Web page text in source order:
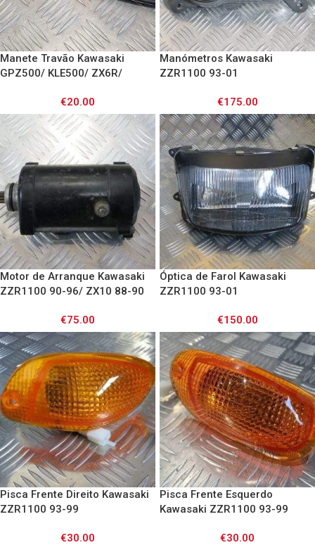
Manete Travão Kawasaki
GPZ500/ KLE500/ ZX6R/
ZZR1100/ ZZR600
€20.00
Manómetros Kawasaki
ZZR1100 93-01
€175.00
Motor de Arranque Kawasaki
ZZR1100 90-96/ ZX10 88-90
€75.00
Óptica de Farol Kawasaki
ZZR1100 93-01
€150.00
Pisca Frente Direito Kawasaki
ZZR1100 93-99
€30.00
Pisca Frente Esquerdo
Kawasaki ZZR1100 93-99
€30.00